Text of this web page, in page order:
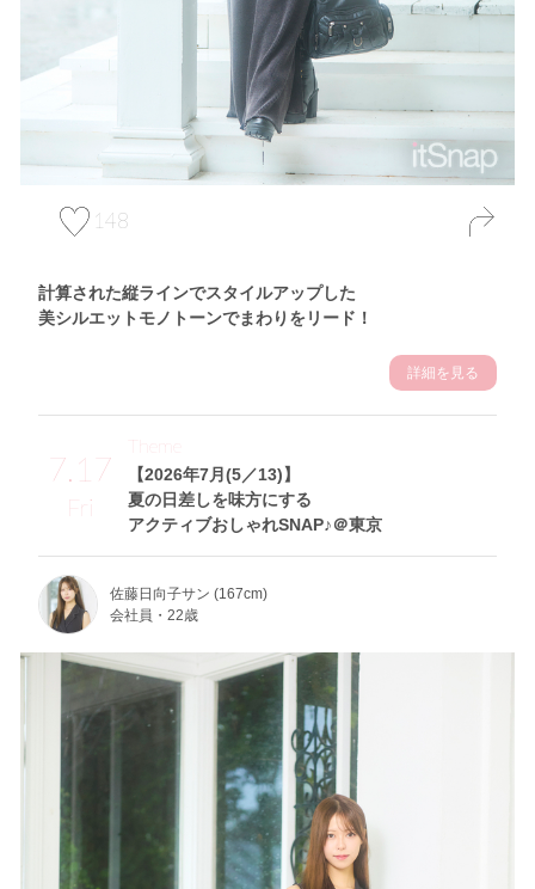
148
計算された縦ラインでスタイルアップした
美シルエットモノトーンでまわりをリード！
詳細を見る
7.17
Fri
【2026年7月(5／13)】
夏の日差しを味方にする
アクティブおしゃれSNAP♪＠東京
Theme
佐藤日向子サン (167cm)
会社員・22歳